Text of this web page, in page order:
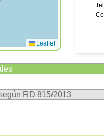
Leaflet
RD 815/2013